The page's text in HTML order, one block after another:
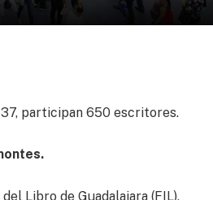
participan 650 escritores.
Libro de Guadalajara (FIL),